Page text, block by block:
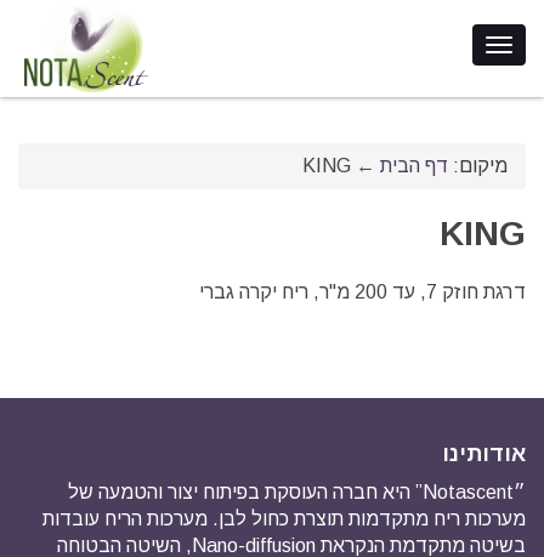
מיקום: דף הבית ←
KING
KING
דרגת חוזק 7, עד 200 מ"ר, ריח יקרה גברי
אודותינו
״Notascent” היא חברה העוסקת בפיתוח יצור והטמעה של
מערכות ריח מתקדמות תוצרת כחול לבן. מערכות הריח עובדות
בשיטה מתקדמת הנקראת Nano-diffusion, השיטה הבטוחה